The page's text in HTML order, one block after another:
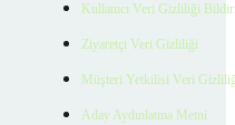
Kullanıcı Veri Gizliliği
Ziyaretçi Veri Gizliliği
Müşteri Yetkilisi Veri
Aday Aydınlatma Metni